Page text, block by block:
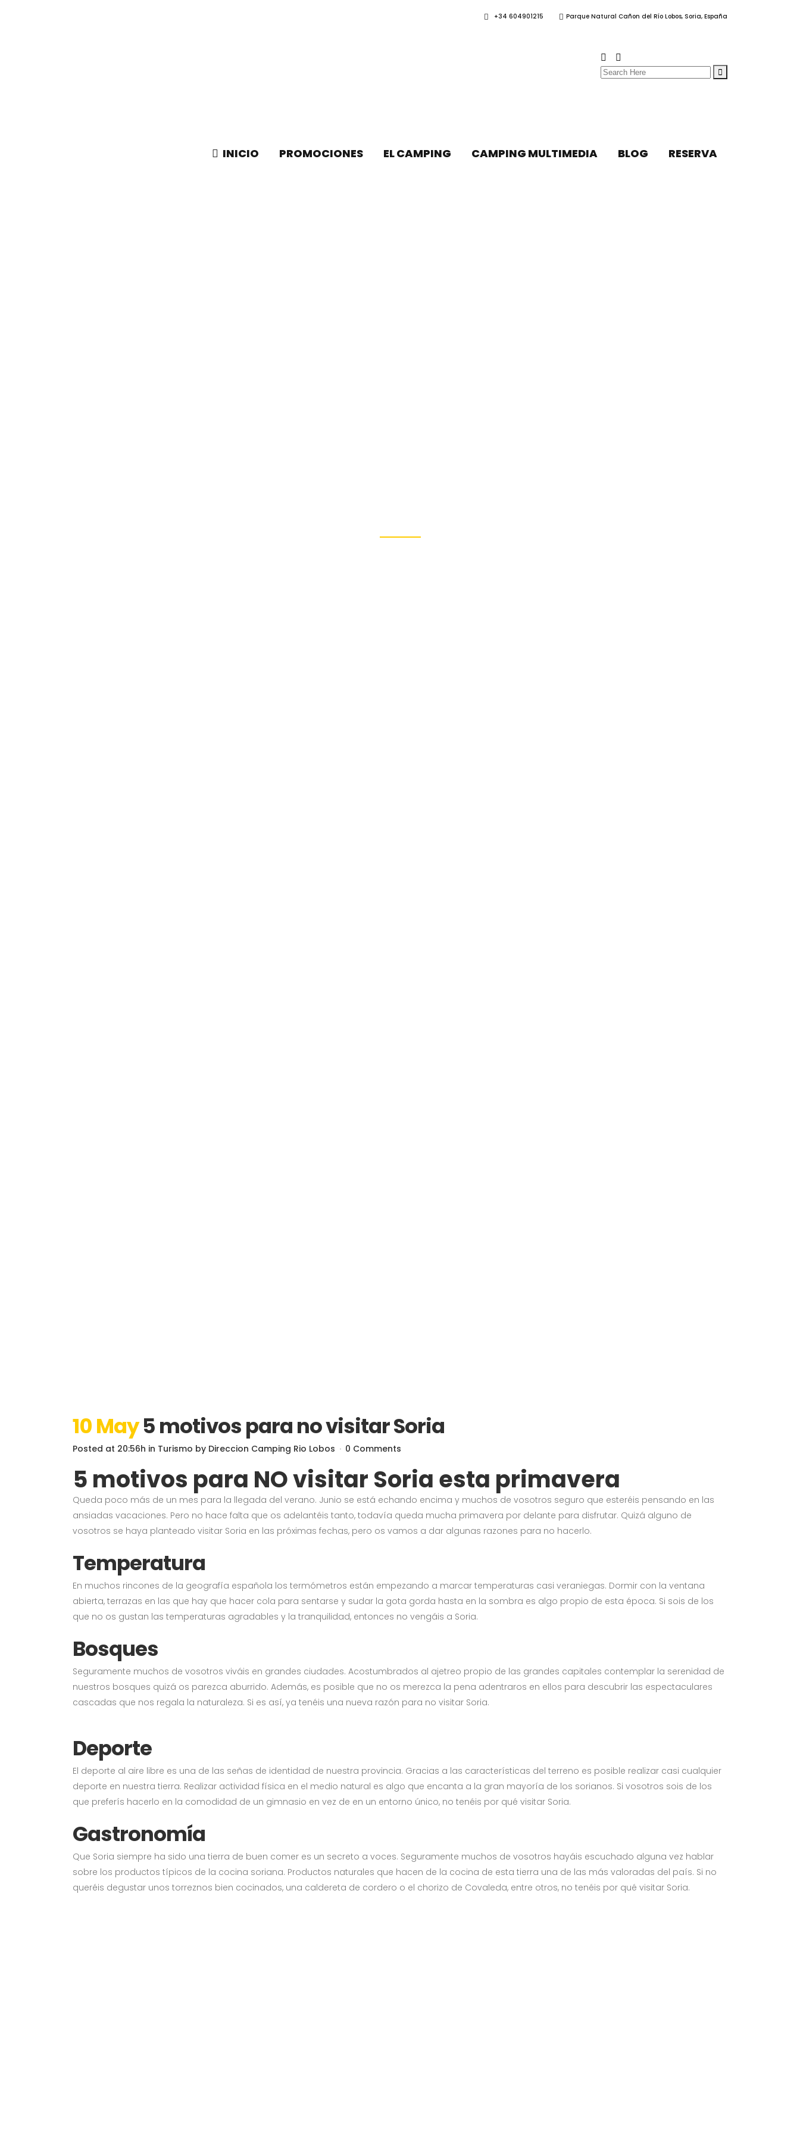
+34 604901215 Parque Natural Cañon del Río Lobos, Soria, España
Search
INICIO PROMOCIONES EL CAMPING CAMPING MULTIMEDIA BLOG RESERVA
10 May5 motivos para no visitar Soria
Posted at 20:56h in Turismo by Direccion Camping Rio Lobos 0 Comments
5 motivos para NO visitar Soria esta primavera
Queda poco más de un mes para la llegada del verano. Junio se está echando encima y muchos de vosotros seguro que esteréis pensando en las
ansiadas vacaciones. Pero no hace falta que os adelantéis tanto, todavía queda mucha primavera por delante para disfrutar. Quizá alguno de
vosotros se haya planteado visitar Soria en las próximas fechas, pero os vamos a dar algunas razones para no hacerlo.
Temperatura
En muchos rincones de la geografía española los termómetros están empezando a marcar temperaturas casi veraniegas. Dormir con la ventana
abierta, terrazas en las que hay que hacer cola para sentarse y sudar la gota gorda hasta en la sombra es algo propio de esta época. Si sois de los
que no os gustan las temperaturas agradables y la tranquilidad, entonces no vengáis a Soria.
Bosques
Seguramente muchos de vosotros viváis en grandes ciudades. Acostumbrados al ajetreo propio de las grandes capitales contemplar la serenidad de
nuestros bosques quizá os parezca aburrido. Además, es posible que no os merezca la pena adentraros en ellos para descubrir las espectaculares
cascadas que nos regala la naturaleza. Si es así, ya tenéis una nueva razón para no visitar Soria.
Deporte
El deporte al aire libre es una de las señas de identidad de nuestra provincia. Gracias a las características del terreno es posible realizar casi cualquier
deporte en nuestra tierra. Realizar actividad física en el medio natural es algo que encanta a la gran mayoría de los sorianos. Si vosotros sois de los
que preferís hacerlo en la comodidad de un gimnasio en vez de en un entorno único, no tenéis por qué visitar Soria.
Gastronomía
Que Soria siempre ha sido una tierra de buen comer es un secreto a voces. Seguramente muchos de vosotros hayáis escuchado alguna vez hablar
sobre los productos típicos de la cocina soriana. Productos naturales que hacen de la cocina de esta tierra una de las más valoradas del país. Si no
queréis degustar unos torreznos bien cocinados, una caldereta de cordero o el chorizo de Covaleda, entre otros, no tenéis por qué visitar Soria.